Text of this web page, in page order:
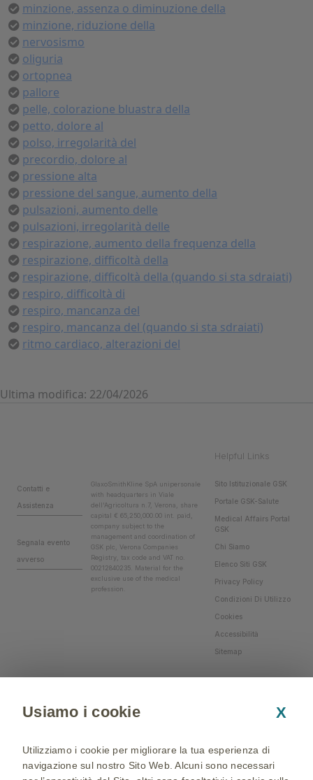
minzione, assenza o diminuzione della
minzione, riduzione della
nervosismo
oliguria
ortopnea
pallore
pelle, colorazione bluastra della
petto, dolore al
polso, irregolarità del
precordio, dolore al
pressione alta
pressione del sangue, aumento della
pulsazioni, aumento delle
pulsazioni, irregolarità delle
respirazione, aumento della frequenza della
respirazione, difficoltà della
respirazione, difficoltà della (quando si sta sdraiati)
respiro, difficoltà di
respiro, mancanza del
respiro, mancanza del (quando si sta sdraiati)
ritmo cardiaco, alterazioni del
Ultima modifica: 22/04/2026
Helpful Links
Contatti e
Assistenza
Segnala evento
avverso
GlaxoSmithKline SpA unipersonale
with headquarters in Viale
dell'Agricoltura n.7, Verona, share
capital € 65,250,000.00 int. paid,
company subject to the
management and coordination of
GSK plc, Verona Companies
Registry, tax code and VAT no.
00212840235. Material for the
exclusive use of the medical
profession.
Sito Istituzionale GSK
Portale GSK-Salute
Medical Affairs Portal
GSK
Chi Siamo
Elenco Siti GSK
Privacy Policy
Condizioni Di Utilizzo
Cookies
Accessibilità
Sitemap
Usiamo i cookie X
Utilizziamo i cookie per migliorare la tua esperienza di
navigazione sul nostro Sito Web. Alcuni sono necessari